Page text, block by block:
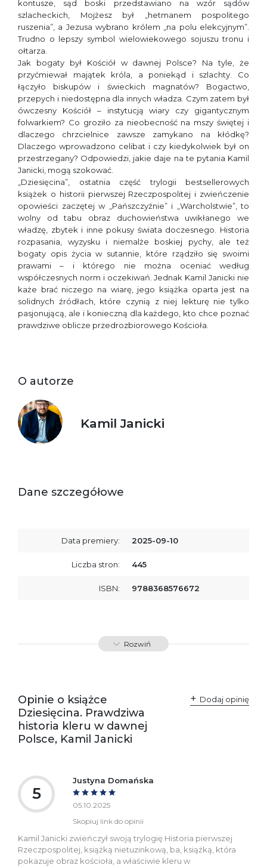
kontusze, sąd boski przedstawiano na wzór sądów
szlacheckich, Mojżesz był „hetmanem pospolitego
ruszenia”, a Jezusa wybrano królem „na polu elekcyjnym”.
Trudno o lepszy symbol wielowiekowego sojuszu tronu i
ołtarza.
Jak bogaty był Kościół w dawnej Polsce? Na tyle, że
przyćmiewał majątek króla, a poniekąd i szlachty. Co
łączyło biskupów i świeckich magnatów? Bogactwo,
przepych i niedostępna dla innych władza. Czym zatem był
ówczesny Kościół – instytucją wiary czy gigantycznym
folwarkiem? Co groziło za nieobecność na mszy świętej i
dlaczego chrzcielnice zawsze zamykano na kłódkę?
Dlaczego wprowadzono celibat i czy kiedykolwiek był on
przestrzegany? Odpowiedzi, jakie daje na te pytania Kamil
Janicki, mogą szokować.
„Dziesięcina”, ostatnia część trylogii bestsellerowych
książek o historii pierwszej Rzeczpospolitej i zwieńczenie
opowieści zaczętej w „Pańszczyźnie” i „Warcholstwie”, to
wolny od tabu obraz duchowieństwa uwikłanego we
władzę, zbytek i inne pokusy świata doczesnego. Historia
rozpasania, wyzysku i niemalże boskiej pychy, ale też
bogaty opis życia w sutannie, które rządziło się swoimi
prawami – i którego nie można oceniać według
współczesnych norm i oczekiwań. Jednak Kamil Janicki nie
każe brać niczego na wiarę, jego książka oparta jest na
solidnych źródłach, które czynią z niej lekturę nie tylko
pasjonującą, ale i konieczną dla każdego, kto chce poznać
prawdziwe oblicze przedrozbiorowego Kościoła.
O autorze
Kamil Janicki
Dane szczegółowe
Data premiery: 2025-09-10
Liczba stron: 445
ISBN: 9788368576672
Rozwiń
Opinie o książce
Dziesięcina. Prawdziwa
historia kleru w dawnej
Polsce, Kamil Janicki
Dodaj opinię
5
Justyna Domańska
05.10.2025
Skopiuj link do opinii
Kamil Janicki zwieńczył swoją trylogię Historia pierwszej
Rzeczpospolitej, książką nietuzinkową, ba, książką, która
pokazuje obraz kościoła, a właściwie kleru w